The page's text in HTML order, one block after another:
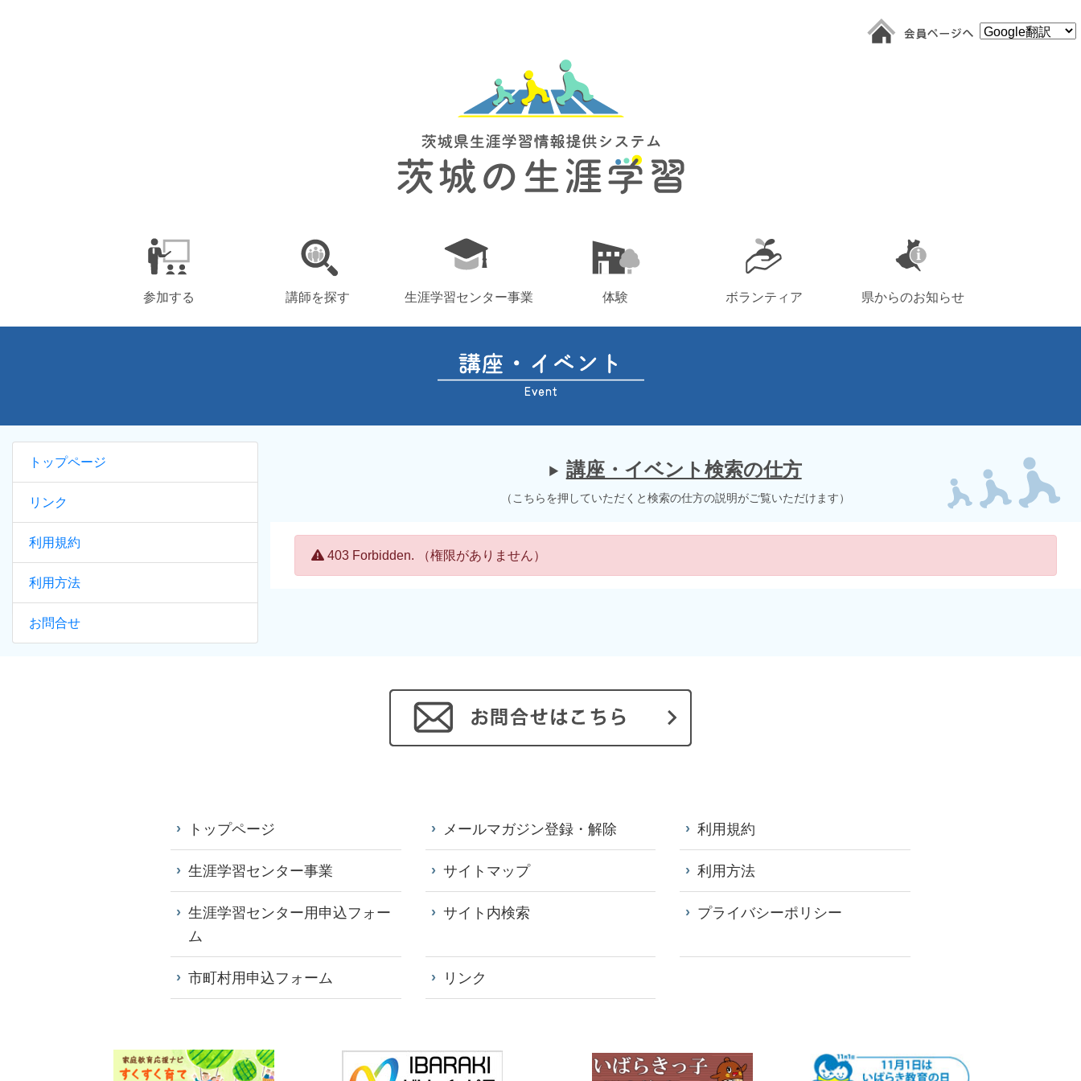
参加する 講師を探す 生涯学習センター事業 体験 ボランティア 県からのお知らせ
トップページ
リンク
利用規約
利用方法
お問合せ
講座・イベント検索の仕方
（こちらを押していただくと検索の仕方の説明がご覧いただけます）
Error:
403 Forbidden. （権限がありません）
トップページ
生涯学習センター事業
生涯学習センター用申込フォー
ム
市町村用申込フォーム
メールマガジン登録・解除
サイトマップ
サイト内検索
リンク
利用規約
利用方法
プライバシーポリシー